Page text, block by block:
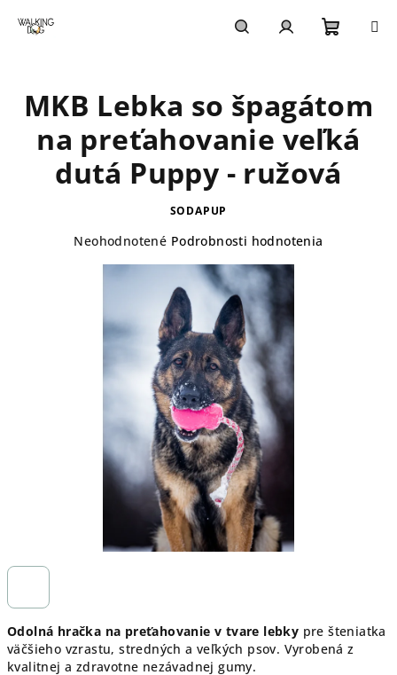
košík
Odolná hračka na preťahovanie v tvare lebky pre šteniatka
väčšieho vzrastu, stredných a veľkých psov. Vyrobená z
kvalitnej a zdravotne nezávadnej gumy.
MKB Lebka so špagátom
na preťahovanie veľká
dutá Puppy - ružová
SODAPUP
Priemerné
produktu
hviezdičiek.
Neohodnotené Podrobnosti hodnotenia